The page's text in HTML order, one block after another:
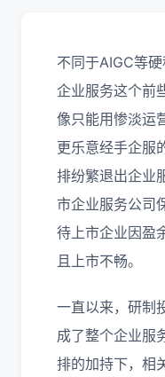
不同于AIGC等硬
企业服务这个前
像只能用惨淡运
更乐意经手企服
排纷繁退出企业
市企业服务公司
待上市企业因盈
且上市不畅。
一直以来，研制
成了整个企业服
排的加持下，相